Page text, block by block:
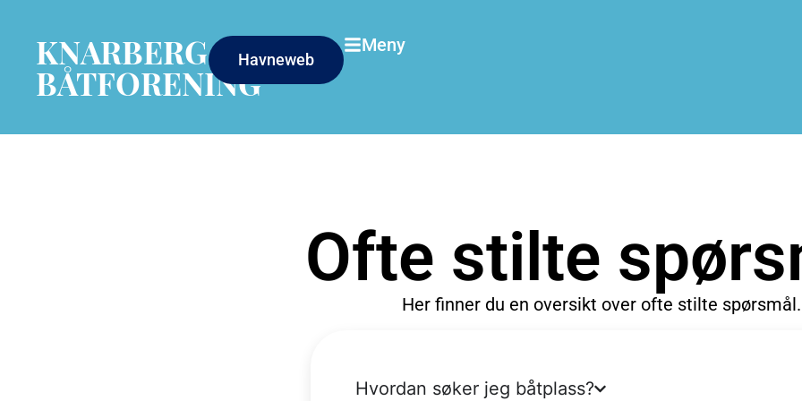
KNARBERG
BÅTFORENING
Havneweb
Meny
Ofte stilte
Her finner du en oversikt over ofte stilte spørsmål.
Hvordan søker jeg båtplass?